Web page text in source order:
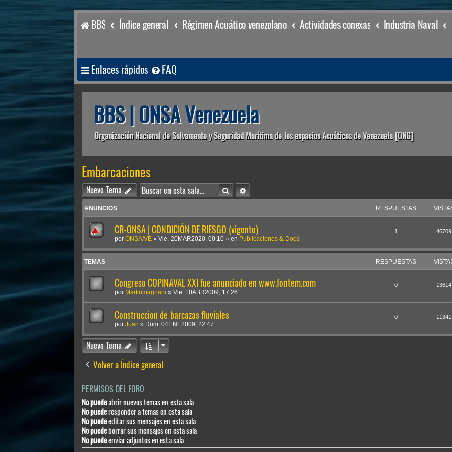
BBS Índice general Régimen Acuático venezolano Actividades conexas Industria Naval
Enlaces rápidos FAQ
BBS | ONSA Venezuela
Organización Nacional de Salvamento y Seguridad Marítima de los espacios Acuáticos de Venezuela [ONG]
Embarcaciones
Nuevo Tema BuscarBúsqueda avanzada
ANUNCIOS RESPUESTAS
CR-ONSA | CONDICIÓN DE RIESGO (vigente)
por ONSA/VE » Vie. 20MAR2020, 00:10 » en Publicaciones & Docs.
1 46709
TEMAS RESPUESTAS
Congreso COPINAVAL XXI fue anunciado en www.fontem.com
por Martinmagnani » Vie. 10ABR2009, 17:26
0 13614
Construccion de barcazas fluviales
por Juan » Dom. 04ENE2009, 22:47
0 11341
Nuevo Tema
Volver a Índice general
PERMISOS DEL FORO
No puedeabrir nuevos temas en esta sala
No puederesponder a temas en esta sala
No puedeeditar sus mensajes en esta sala
No puedeborrar sus mensajes en esta sala
No puedeenviar adjuntos en esta sala